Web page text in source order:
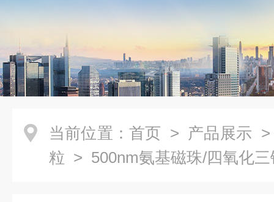
当前位置： 首页 > 产品展示
粒 > 500nm氨基磁珠/四氧化三